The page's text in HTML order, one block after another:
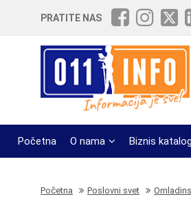
PRATITE NAS
Početna O nama Biznis katalog
Početna Poslovni svet